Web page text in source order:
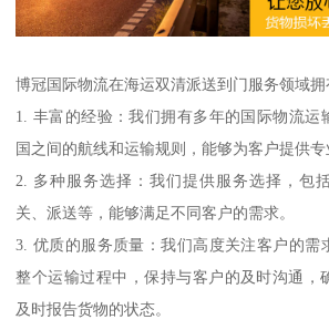
博冠国际物流在海运双清派送到门服务领域拥
1. 丰富的经验：我们拥有多年的国际物流运
国之间的航线和运输规则，能够为客户提供专
2. 多种服务选择：我们提供服务选择，包
关、派送等，能够满足不同客户的需求。
3. 优质的服务质量：我们高度关注客户的需
整个运输过程中，保持与客户的及时沟通，
及时报告货物的状态。